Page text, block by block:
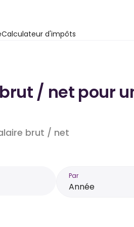
Calculateur d'impôts
/ net pour
brut / net
Par
Année